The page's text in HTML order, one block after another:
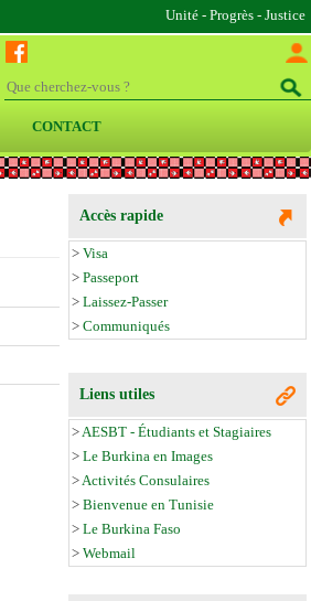
Unité - Progrès - Justice
CONTACT
Accès rapide
> Visa
> Passeport
> Laissez-Passer
> Communiqués
Liens utiles
>AESBT - Étudiants et Stagiaires
> Le Burkina en Images
>Activités Consulaires
> Bienvenue en Tunisie
> Le Burkina Faso
> Webmail